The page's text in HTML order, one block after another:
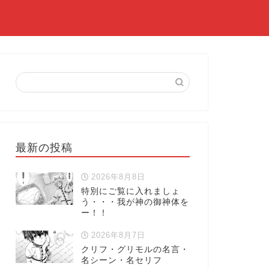
最新の投稿
2026年8月8日
特別にご覧に入れましょ
う・・・我が神の御神体を
ー！！
2026年8月7日
クリフ・グリモルの名言・
名シーン・名セリフ